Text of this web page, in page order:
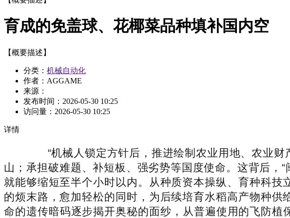
育成的免盖球、花椰菜品种填补国内空
【概要描述】
分类： 机械自动化
作者：AGGAME
来源：
发布时间： 2026-05-30 10:25
访问量： 2026-05-30 10:25
详情
“机械人锁定方针后，推进绘制农业用地、农业财
山；承担破难题、补短板、强劣势等国度使命。这背后，
就能够缩短至半个小时以内。从种质资本操纵、育种科
的烦末路，愈加轻松的同时，为后续培育水稻高产物种
命的遗传暗码逐步揭开奥秘的面纱，从普遍使用的飞防植